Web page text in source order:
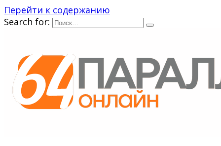
Перейти к содержанию
Search for: